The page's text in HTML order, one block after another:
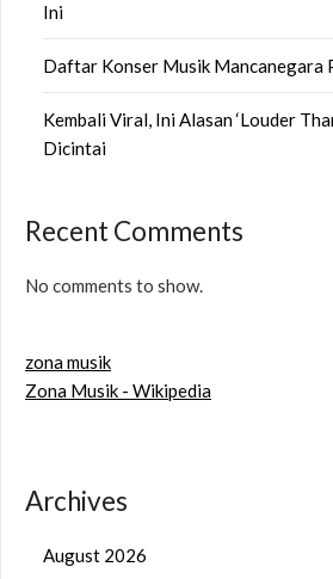
Ini
Daftar Konser Musik Mancanegara
Kembali Viral, Ini Alasan ‘Louder
Dicintai
Recent Comments
No comments to show.
zona musik
Zona Musik - Wikipedia
Archives
August 2026